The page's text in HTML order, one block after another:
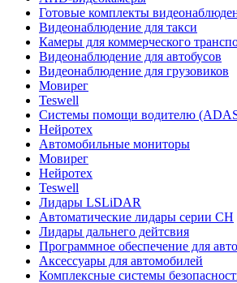
Готовые комплекты
Видеонаблюдение для такси
Камеры для коммерческого
Видеонаблюдение для автобусов
Видеонаблюдение для грузовиков
Мовирег
Teswell
Системы помощи водителю
Нейротех
Автомобильные мониторы
Мовирег
Нейротех
Teswell
Лидары LSLiDAR
Автоматические лидары серии CH
Лидары дальнего дейтсвия
Программное обеспечение для
Аксессуары для автомобилей
Комплексные системы